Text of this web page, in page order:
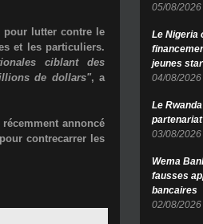
pour lutter contre le
et les particuliers.
ciblant des
de dollars", a
annoncé
contrecarrer les
05/08/2026
Le Nigeria
jeunes
04/08/2026
Le
03/08/2026
Wema
fausses
bancaires
02/08/2026